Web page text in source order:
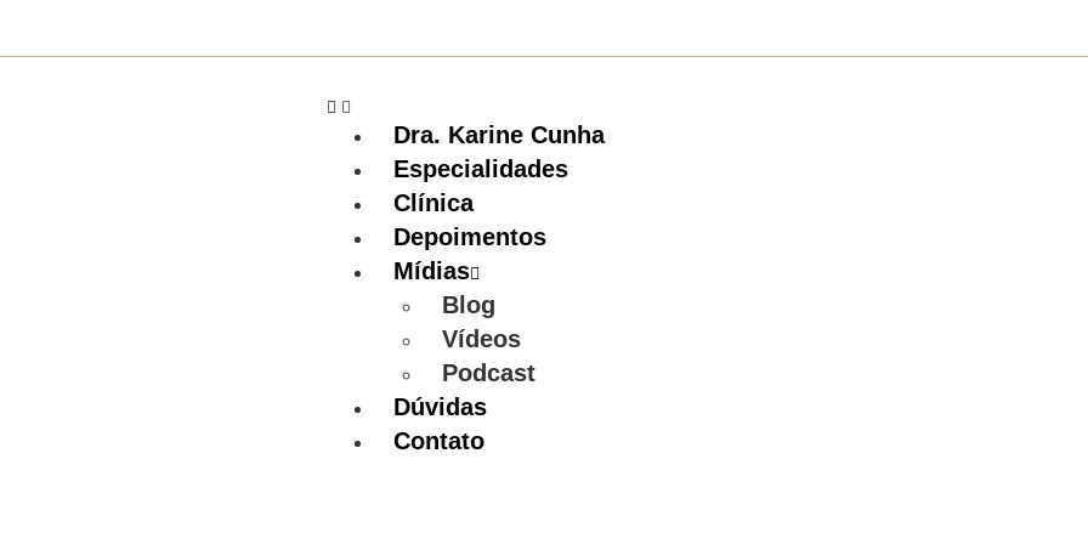
Dra. Karine Cunha
Especialidades
Clínica
Depoimentos
Mídias
Blog
Vídeos
Podcast
Dúvidas
Contato